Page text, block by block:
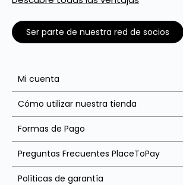
Ser parte de nuestra red de socios
Mi cuenta
Cómo utilizar nuestra tienda
Formas de Pago
Preguntas Frecuentes PlaceToPay
Políticas de garantía